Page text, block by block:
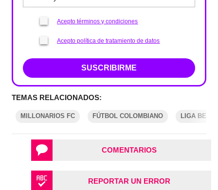
Acepto términos y condiciones
Acepto política de tratamiento de datos
SUSCRIBIRME
TEMAS RELACIONADOS:
MILLONARIOS FC FÚTBOL COLOMBIANO LIGA
COMENTARIOS
REPORTAR UN ERROR